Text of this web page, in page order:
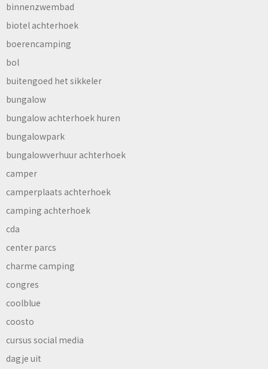
binnenzwembad
biotel achterhoek
boerencamping
bol
buitengoed het sikkeler
bungalow
bungalow achterhoek huren
bungalowpark
bungalowverhuur achterhoek
camper
camperplaats achterhoek
camping achterhoek
cda
center parcs
charme camping
congres
coolblue
coosto
cursus social media
dagje uit